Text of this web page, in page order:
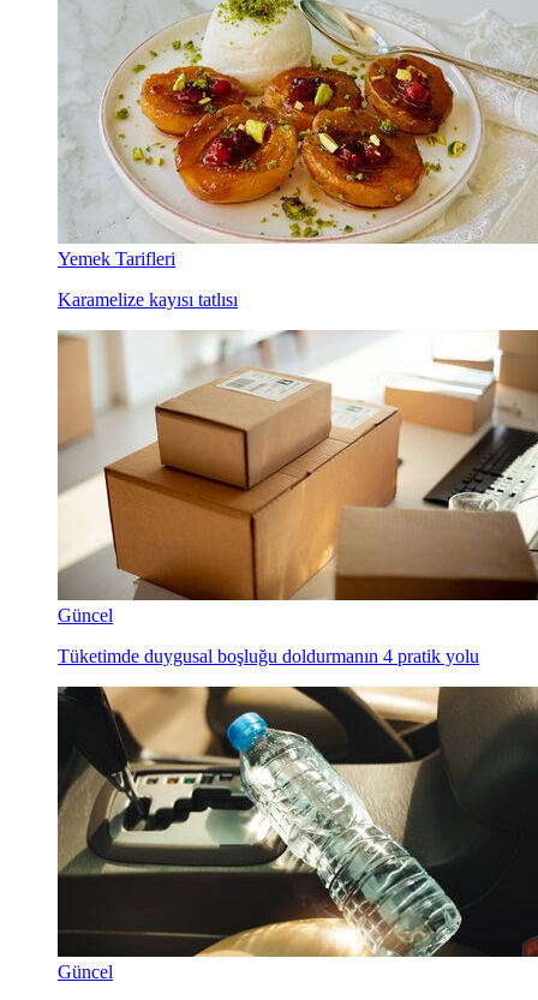
Yemek Tarifleri
Karamelize kayısı tatlısı
Güncel
Tüketimde duygusal boşluğu doldurmanın 4 pratik yolu
Güncel